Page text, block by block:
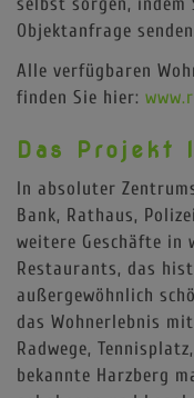
Objektanfrage
Alle verfügbaren
finden Sie hier:
Das Projekt
In absoluter
Bank, Rathaus,
weitere Geschäfte in
Restaurants, das
außergewöhnlich
das Wohnerlebnis
Radwege,
bekannte Harzberg